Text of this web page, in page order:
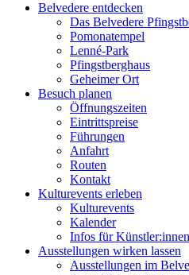
Belvedere entdecken
Das Belvedere
Pomonatempel
Lenné-Park
Pfingstberghaus
Geheimer Ort
Besuch planen
Öffnungszeiten
Eintrittspreise
Führungen
Anfahrt
Routen
Kontakt
Kulturevents erleben
Kulturevents
Kalender
Infos für
Ausstellungen wirken lassen
Ausstellungen im